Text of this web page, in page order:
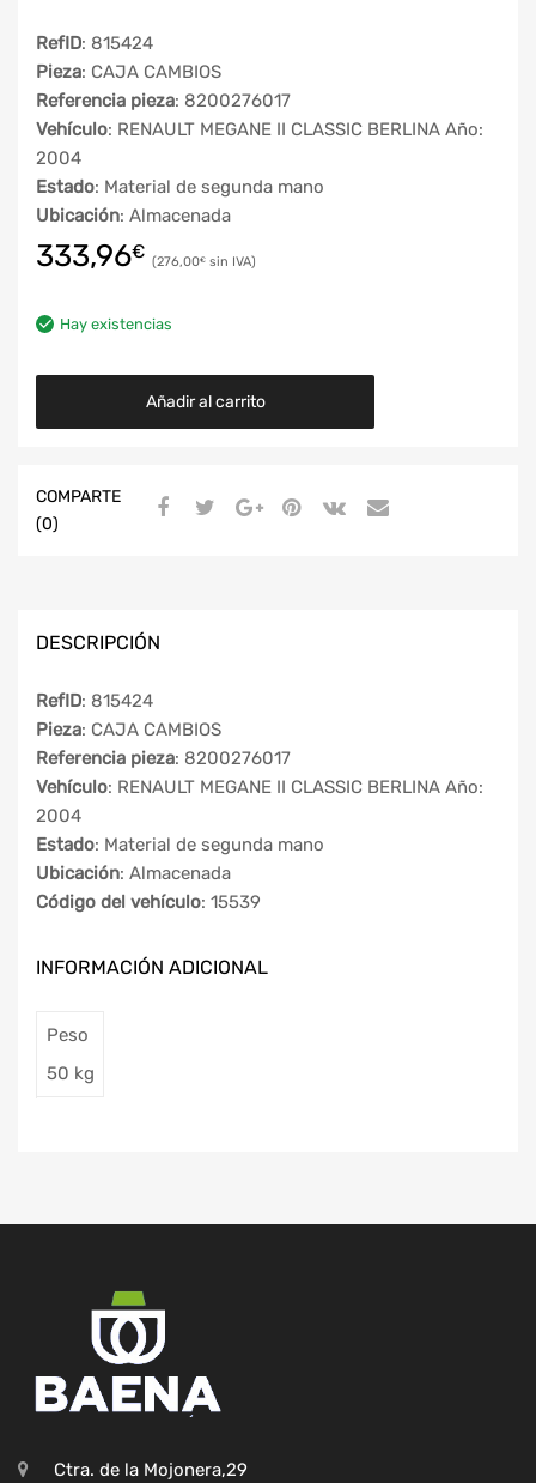
RefID: 815424
Pieza: CAJA CAMBIOS
Referencia pieza: 8200276017
Vehículo: RENAULT MEGANE II CLASSIC BERLINA Año:
2004
Estado: Material de segunda mano
Ubicación: Almacenada
333,96€ 276,00€
Hay existencias
Añadir al carrito
COMPARTE
(0)
DESCRIPCIÓN
RefID: 815424
Pieza: CAJA CAMBIOS
Referencia pieza: 8200276017
Vehículo: RENAULT MEGANE II CLASSIC BERLINA Año:
2004
Estado: Material de segunda mano
Ubicación: Almacenada
Código del vehículo: 15539
INFORMACIÓN ADICIONAL
Peso
50 kg
Ctra. de la Mojonera,29